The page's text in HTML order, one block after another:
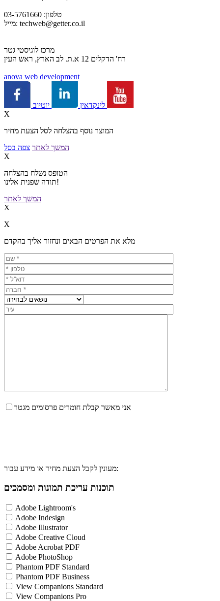
טלפון: 03-5761660
מייל: techweb@getter.co.il
מרכז לוגיסטי גטר
רח' הדקלים 12 א.ת. לב הארץ, ראש העין
anova web development
לינקדאין
X
המוצר נוסף בהצלחה לסל הצעת מחיר
המשך לאתר צפה בסל
X
הטופס נשלח בהצלחה
תודה שפנית אלינו!
המשך לאתר
X
X
מלא את הפרטים הבאים ונחזור אליך בהקדם
אני מאשר קבלת חומרים פרסומים מגטר
מעונין לקבל הצעת מחיר או מידע עבור:
תוכנות עריכת תמונות ומסמכים
Adobe Lightroom's
Adobe Indesign
Adobe Illustrator
Adobe Creative Cloud
Adobe Acrobat PDF
Adobe PhotoShop
Phantom PDF Standard
Phantom PDF Business
View Companions Standard
View Companions Pro